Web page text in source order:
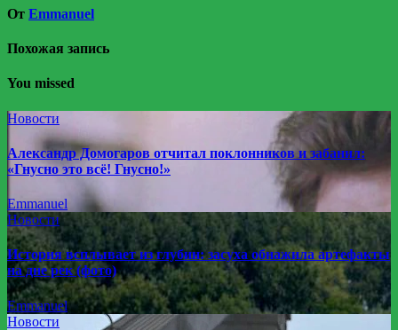
От Emmanuel
Похожая запись
You missed
Новости
Александр Домогаров отчитал поклонников и забанил:
«Гнусно это всё! Гнусно!»
Emmanuel
Новости
История всплывает из глубин: засуха обнажила артефакты
на дне рек (фото)
Emmanuel
Новости